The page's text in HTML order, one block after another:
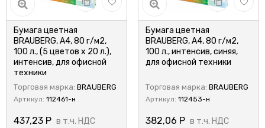
Бумага цветная
BRAUBERG, А4, 80 г/м2,
100 л., (5 цветов х 20 л.),
интенсив, для офисной
техники
Торговая марка: BRAUBERG
Артикул: 112461-н
437,23 Р в т.ч. НДС
Бумага цветная
BRAUBERG, А4, 80 г/м2,
100 л., интенсив, синяя,
для офисной техники
Торговая марка: BRAUBERG
Артикул: 112453-н
382,06 Р в т.ч. НДС